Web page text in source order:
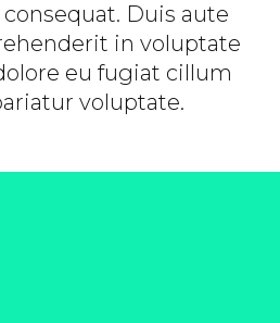
Duis aute
in voluptate
eu fugiat cillum
voluptate.